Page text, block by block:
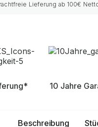
Lieferung ab 100€
10 Jahre
Beschreibung